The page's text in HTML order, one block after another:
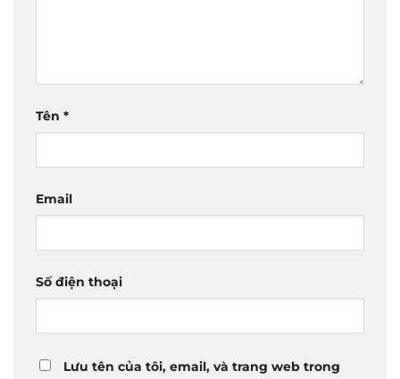
Tên *
Email
Số điện thoại
Lưu tên của tôi, email, và trang web trong